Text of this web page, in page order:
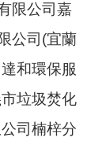
限公司嘉
公司(宜蘭
和環保服
垃圾焚化
司楠梓分